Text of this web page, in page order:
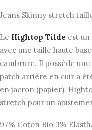
Jeans Skinny stretch
Le Hightop Tilde est un
avec une taille haute
cambrure. Il possède
patch arrière en cuir a
en jacron (papier).
stretch pour un
97% Coton Bio 3%